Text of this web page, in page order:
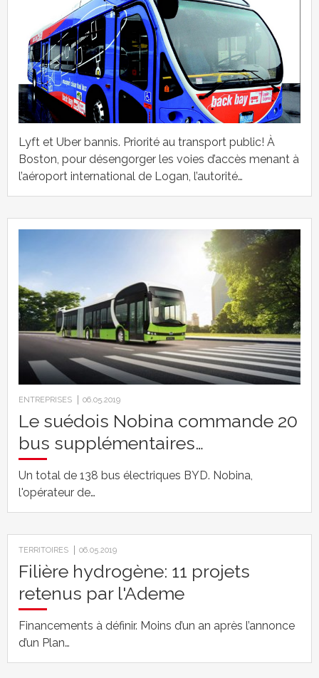
Lyft et Uber bannis. Priorité au transport public! À
Boston, pour désengorger les voies d’accès menant à
l’aéroport international de Logan, l’autorité…
ENTREPRISES 06.05.2019
Le suédois Nobina commande 20
bus supplémentaires…
Un total de 138 bus électriques BYD. Nobina,
l'opérateur de…
TERRITOIRES 06.05.2019
Filière hydrogène: 11 projets
retenus par l'Ademe
Financements à définir. Moins d’un an après l’annonce
d’un Plan…